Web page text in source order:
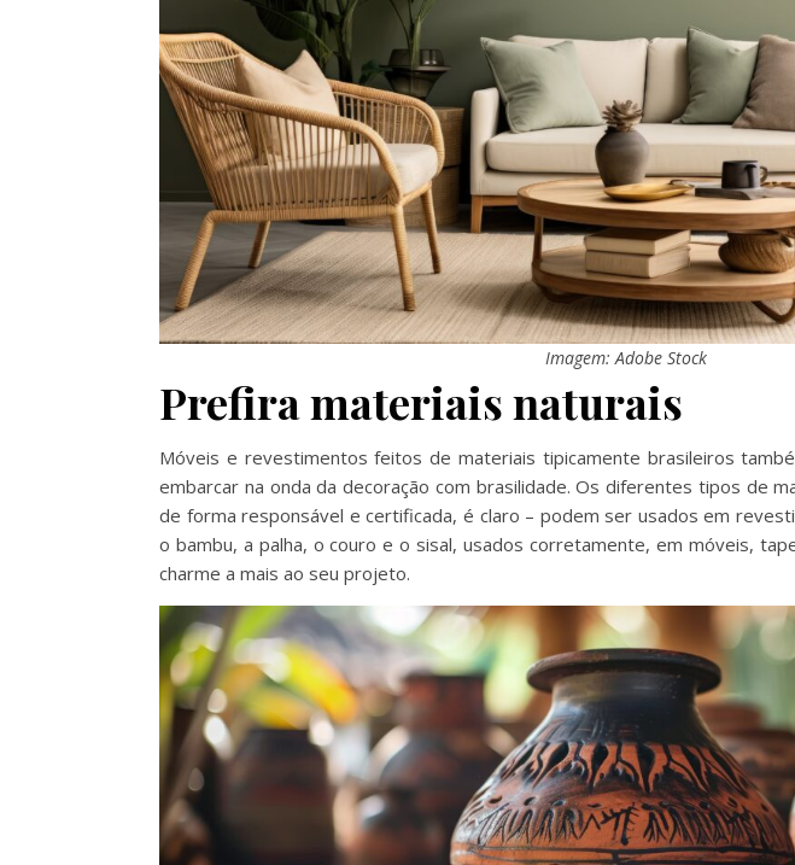
Imagem: Adobe Stock
Prefira materiais naturais
Móveis e revestimentos feitos de materiais tipicamente brasileiros
embarcar na onda da decoração com brasilidade. Os diferentes tipos de
de forma responsável e certificada, é claro – podem ser usados em
o bambu, a palha, o couro e o sisal, usados corretamente, em móveis,
charme a mais ao seu projeto.